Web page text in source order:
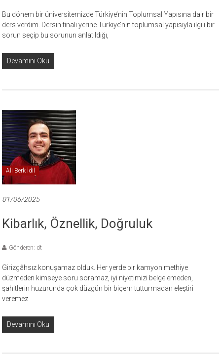
Bu dönem bir üniversitemizde Türkiye’nin Toplumsal Yapısına dair bir
ders verdim. Dersin finali yerine Türkiye’nin toplumsal yapısıyla ilgili bir
sorun seçip bu sorunun anlatıldığı,
Devamını Oku
Ali Berk İdil
01/06/2025
Kibarlık, Öznellik, Doğruluk
Gönderen: dt
Girizgâhsız konuşamaz olduk. Her yerde bir kamyon methiye
düzmeden kimseye soru soramaz, iyi niyetimizi belgelemeden,
şahitlerin huzurunda çok düzgün bir biçem tutturmadan eleştiri
veremez
Devamını Oku